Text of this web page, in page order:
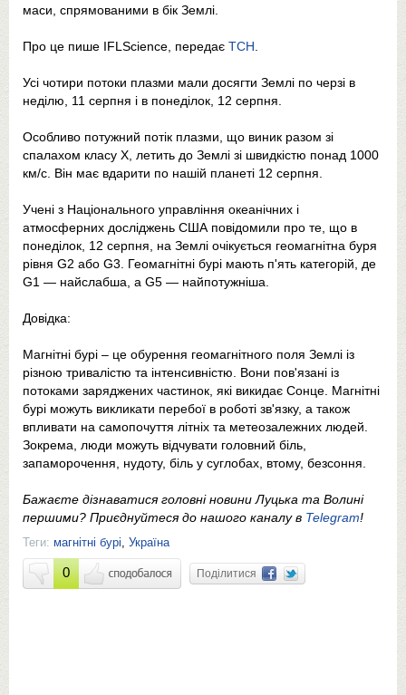
маси, спрямованими в бік Землі.
Про це пише IFLScience, передає ТСН
Усі чотири потоки плазми мали досягти Землі по черзі в
неділю, 11 серпня і в понеділок, 12 серпня.
Особливо потужний потік плазми, що виник разом зі
спалахом класу Х, летить до Землі зі швидкістю понад 1000
км/с. Він має вдарити по нашій планеті 12 серпня.
Учені з Національного управління океанічних і
атмосферних досліджень США повідомили про те, що в
понеділок, 12 серпня, на Землі очікується геомагнітна буря
рівня G2 або G3. Геомагнітні бурі мають п'ять категорій, де
G1 — найслабша, а G5 — найпотужніша.
Довідка:
Магнітні бурі – це обурення геомагнітного поля Землі із
різною тривалістю та інтенсивністю. Вони пов'язані із
потоками заряджених частинок, які викидає Сонце. Магнітні
бурі можуть викликати перебої в роботі зв'язку, а також
впливати на самопочуття літніх та метеозалежних людей.
Зокрема, люди можуть відчувати головний біль,
запаморочення, нудоту, біль у суглобах, втому, безсоння.
Бажаєте дізнаватися головні новини Луцька та Волині
першими? Приєднуйтеся до нашого каналу в Telegram!
Теги: магнітні бурі Україна
0 Поділитися